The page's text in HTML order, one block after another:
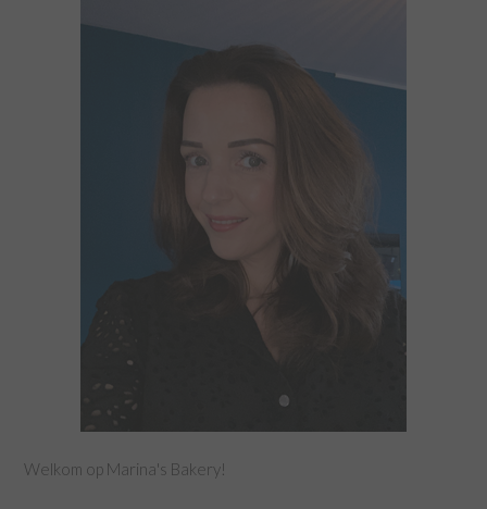
Welkom op Marina's Bakery!